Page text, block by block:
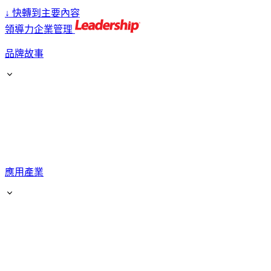
↓ 快轉到主要內容
領導力企業管理
品牌故事
應用產業